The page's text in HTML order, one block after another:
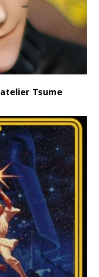
Tsume